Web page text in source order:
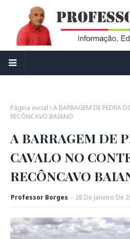
Página inicial
A BARRAGEM DE PEDRA
RECÔNCAVO BAIANO
A BARRAGEM DE
CAVALO NO
RECÔNCAVO
Professor Borges - 28 De Janeiro De